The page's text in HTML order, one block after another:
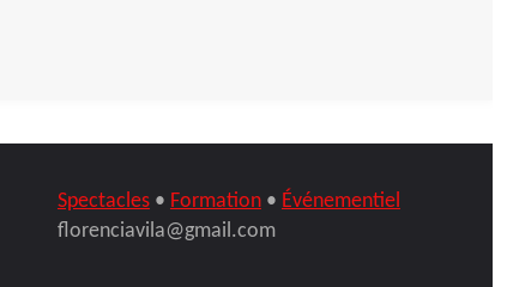
Spectacles• Formation• Événementiel
florenciavila@gmail.com